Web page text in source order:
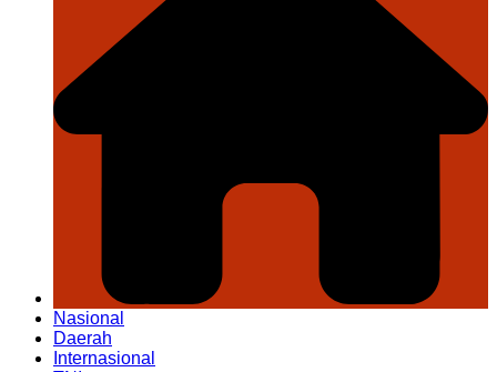
Nasional
Daerah
Internasional